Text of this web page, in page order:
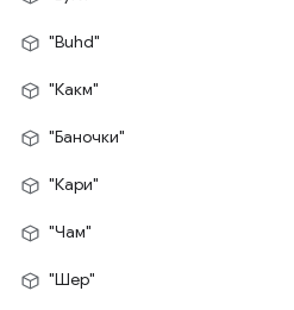
"Buhd"
"Какм"
"Баночки"
"Кари"
"Чам"
"Шер"